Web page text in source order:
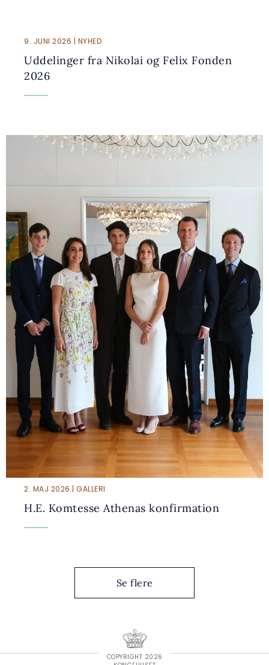
9. JUNI 2026 | NYHED
Uddelinger fra Nikolai og Felix Fonden
2026
2. MAJ 2026 | GALLERI
H.E. Komtesse Athenas konfirmation
Se flere
COPYRIGHT 2026